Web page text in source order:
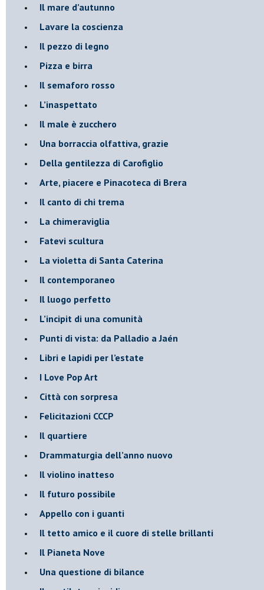
​Il mare d’autunno
​Lavare la coscienza
​Il pezzo di legno
​Pizza e birra
​Il semaforo rosso
​L’inaspettato
​Il male è zucchero
​Una borraccia olfattiva, grazie
​Della gentilezza di Carofiglio
Arte, piacere e Pinacoteca di Brera
​Il canto di chi trema
La chimeraviglia
​Fatevi scultura
​La violetta di Santa Caterina
​Il contemporaneo
​Il luogo perfetto
​L’incipit di una comunità
Punti di vista: da Palladio a Jaén
​Libri e lapidi per l’estate
​I Love Pop Art
Città con sorpresa
Felicitazioni CCCP
​Il quartiere
​Drammaturgia dell’anno nuovo
​Il violino inatteso
​Il futuro possibile
​Appello con i guanti
​Il tetto amico e il cuore di stelle brillanti
​Il Pianeta Nove
​Una questione di bilance